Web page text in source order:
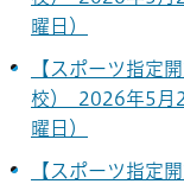
曜日）
【スポーツ指定
校） 2026年5月
曜日）
【スポーツ指定